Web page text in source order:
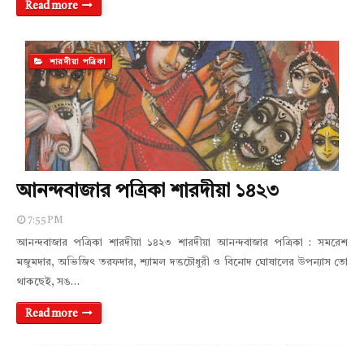
Read more
শারদীয়া পত্রিকা
আনন্দবাজার পত্রিকা শারদীয়া ১৪২৩
7:55 PM
আনন্দবাজার পত্রিকা শারদীয়া ১৪২৩ শারদীয়া আনন্দবাজার পত্রিকা : সমরেশ
মজুমদার, অভিজিৎ তরফদার, শ্যামল দত্তচৌধুরী ও বিনোদ ঘোষালের উপন্যাস তো
থাকছেই, সঙ…
Read more